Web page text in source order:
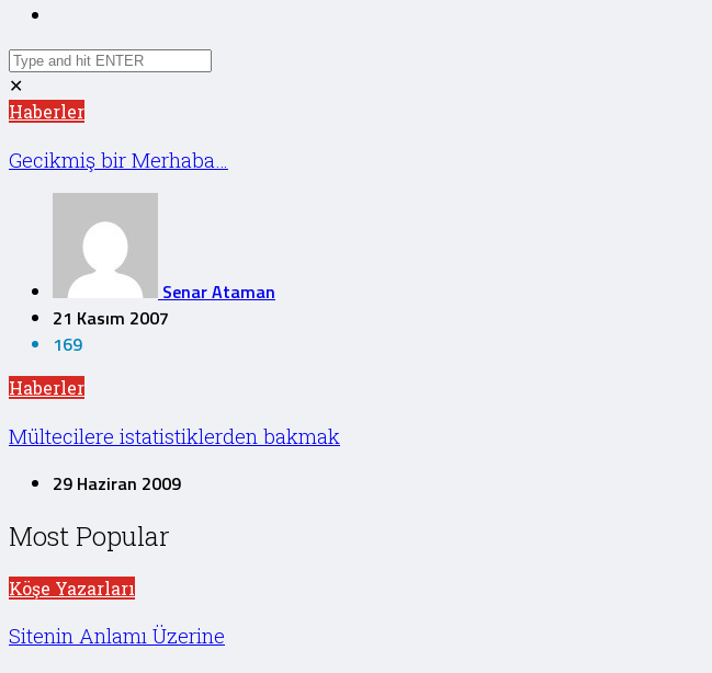
✕
Haberler
Gecikmiş bir Merhaba…
Senar Ataman
21 Kasım 2007
169
Haberler
Mültecilere istatistiklerden bakmak
29 Haziran 2009
Most Popular
Köşe Yazarları
Sitenin Anlamı Üzerine